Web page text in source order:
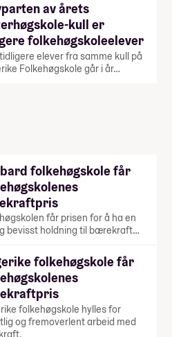
av årets
kull er
folkehøgskoleelever
elever fra samme kull på
Folkehøgskole går i år…
folkehøgskole får
får prisen for å ha en
bevisst holdning til bærekraft…
folkehøgskole får
folkehøgskole hylles for
og fremoverlent arbeid med